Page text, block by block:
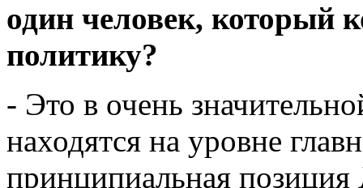
один человек, который
политику?
- Это в очень
находятся на уровне
принципиальная